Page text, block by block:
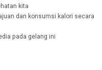
kita
dan konsumsi kalori secara
pada gelang ini